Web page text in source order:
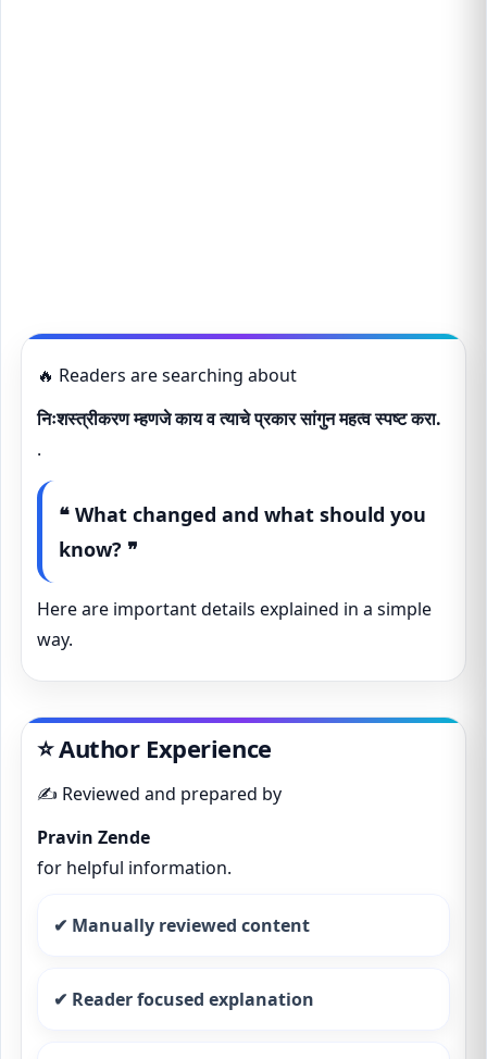
🔥 Readers are searching about
निःशस्त्रीकरण म्हणजे काय व त्याचे प्रकार सांगुन महत्व स्पष्ट करा.
.
❝ What changed and what should you
know? ❞
Here are important details explained in a simple
way.
⭐ Author Experience
✍️ Reviewed and prepared by
Pravin Zende
for helpful information.
✔ Manually reviewed content
✔ Reader focused explanation